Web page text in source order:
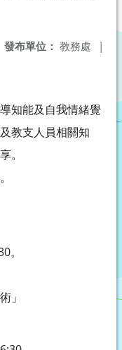
發布單位： 教務處 |
知能及自我情緒覺
教支人員相關知
。
。
」